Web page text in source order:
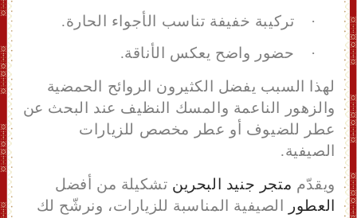
·
تركيبة خفيفة تناسب الأجواء الحارة.
·
حضور واضح يعكس الأناقة.
لهذا السبب يفضل الكثيرون الروائح الحمضية
والزهور الناعمة والمسك النظيف عند البحث عن
عطر للضيوف أو عطر مخصص للزيارات
الصيفية.
ويقدّم متجر جنيد البحرين تشكيلة من أفضل
العطور
الصيفية المناسبة للزيارات، ونرشّح لك